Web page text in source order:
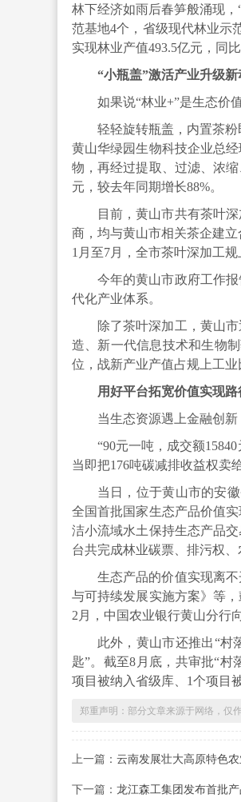
林下经济如雨后春笋般涌现
范基地4个，省级现代林业示
实现林业产值493.5亿元，同比
“小瓶盖”激活产业升级新
如果说“林业+”是生态价
轻轻旋转瓶盖，内置茶
黄山华绿园生物科技企业总
物，再经过提取、过滤、浓
元，较去年同期增长88%。
目前，黄山市共有茶叶
商，均与黄山市相关茶企建
1月至7月，全市茶叶深加工规
今年的黄山市政府工作
代化产业体系。
除了茶叶深加工，黄山
造、新一代信息技术和生物
位，战新产业产值占规上工业
用好平台拓宽价值实现路
当生态资源遇上金融创
“90元一吨，成交额
当即把176吨碳减排收益权卖
当日，位于黄山市的安
全国首批国家生态产品价值
洁小流域水土保持生态产品
台共完成林业碳票、排污权、
生态产品的价值实现离
与可持续发展实施方案》等
2月，中国农业银行黄山分行
此外，黄山市还推出“村
匙”。截至8月底，共审批“村
项目被纳入省级库、1个项目
郑重声明：部分文章来源于网络，仅
上一篇： 云南发展壮大高原特色农
下一篇： 龙江森工集团发布首批